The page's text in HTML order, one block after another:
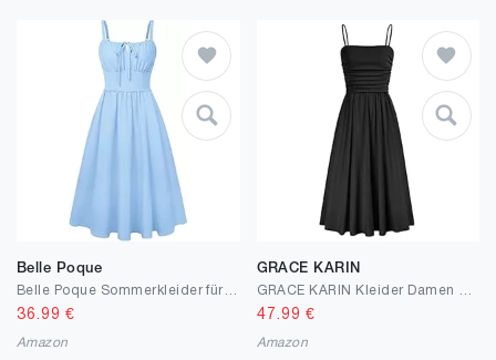
Belle Poque
Belle Poque Sommerkleider für Damen Quadratischer Ausschnitt Spaghettiträger A-Linie Midi-Sommerkleid Lässiges Strandkleid für den Urlaub
36.99 €
Amazon
GRACE KARIN
47.99 €
Amazon